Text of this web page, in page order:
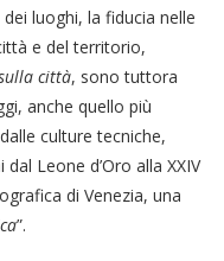
luoghi, la fiducia nelle
e del territorio,
città, sono tuttora
anche quello più
culture tecniche,
Leone d’Oro alla XXIV
di Venezia, una
”.